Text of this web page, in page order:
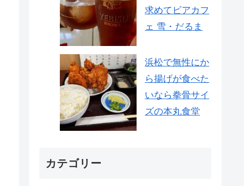
求めてビアカフ
ェ 雪・だるま
浜松で無性にか
ら揚げが食べた
いなら拳骨サイ
ズの本丸食堂
カテゴリー